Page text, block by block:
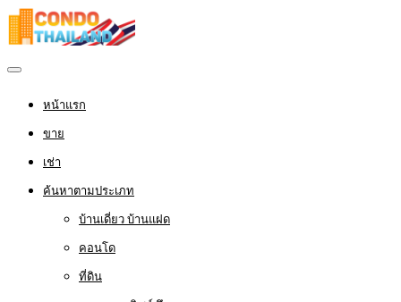
หน้าแรก
ขาย
เช่า
ค้นหาตามประเภท
บ้านเดี่ยว บ้านแฝด
คอนโด
ที่ดิน